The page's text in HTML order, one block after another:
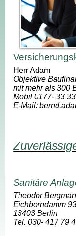
Herr Adam
Objektive
mit mehr als 300
Mobil 0177- 33
E-Mail:
Sanitäre
Theodor
Eichborndamm 93
13403 Berlin
Tel. 030- 417 79